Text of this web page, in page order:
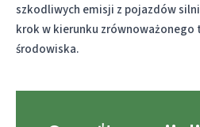
szkodliwych emisji z pojazdów
krok w kierunku zrównoważonego
środowiska.